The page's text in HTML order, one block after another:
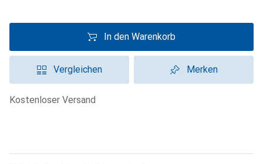
In den Warenkorb
Vergleichen Merken
kostenloser Versand